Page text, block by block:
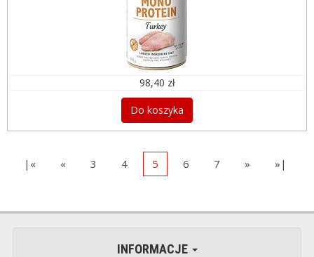
98,40 zł
Do koszyka
|« « 3 4 5 6 7 » »|
INFORMACJE